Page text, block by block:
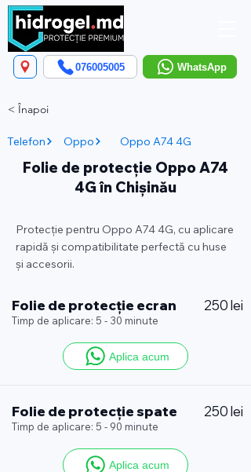
WhatsApp
076005005
< Înapoi
Telefon Oppo Oppo A74 4G
Folie de protecție Oppo A74
4G în Chișinău
Protecție pentru Oppo A74 4G, cu aplicare
rapidă și compatibilitate perfectă cu huse
și accesorii.
Folie de protecție ecran 250 lei
Timp de aplicare: 5 - 30 minute
Aplica acum
Folie de protecție spate 250 lei
Timp de aplicare: 5 - 90 minute
Aplica acum